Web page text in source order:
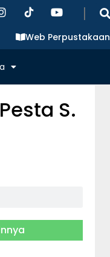
|
Web Perpustakaan
S.